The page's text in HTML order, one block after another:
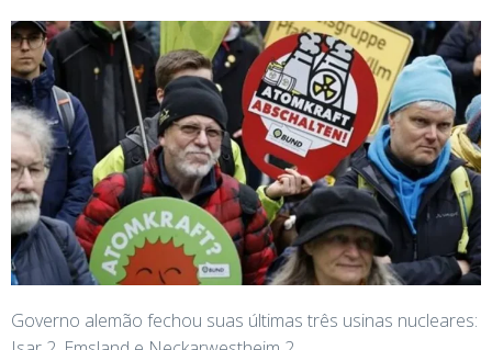
Governo alemão fechou suas últimas três usinas nucleares: